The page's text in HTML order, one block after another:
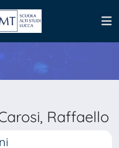
Raffaello